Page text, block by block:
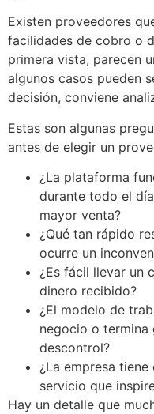
Existen proveedores
facilidades de cobro o
primera vista, parecen
algunos casos pueden
decisión, conviene
Estas son algunas
antes de elegir un
¿La plataforma
durante todo el
mayor venta?
¿Qué tan rápido
ocurre un
¿Es fácil llevar un
dinero recibido?
¿El modelo de
negocio o termina
descontrol?
¿La empresa
servicio que
Hay un detalle que